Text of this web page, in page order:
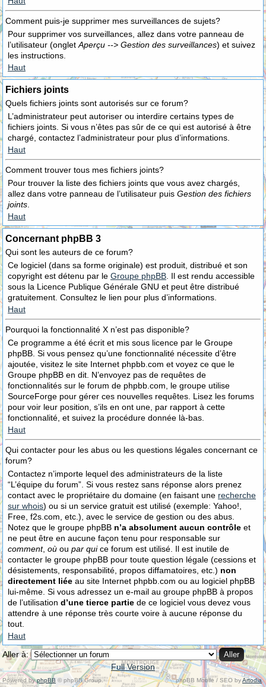
Comment puis-je supprimer mes surveillances de sujets?
Pour supprimer vos surveillances, allez dans votre panneau de
l’utilisateur (onglet Aperçu --> Gestion des surveillances) et suivez
les instructions.
Haut
Fichiers joints
Quels fichiers joints sont autorisés sur ce forum?
L’administrateur peut autoriser ou interdire certains types de
fichiers joints. Si vous n’êtes pas sûr de ce qui est autorisé à être
chargé, contactez l’administrateur pour plus d’informations.
Haut
Comment trouver tous mes fichiers joints?
Pour trouver la liste des fichiers joints que vous avez chargés,
allez dans votre panneau de l’utilisateur puis Gestion des fichiers
joints
Haut
Concernant phpBB 3
Qui sont les auteurs de ce forum?
Ce logiciel (dans sa forme originale) est produit, distribué et son
copyright est détenu par le Groupe phpBB . Il est rendu accessible
sous la Licence Publique Générale GNU et peut être distribué
gratuitement. Consultez le lien pour plus d’informations.
Haut
Pourquoi la fonctionnalité X n’est pas disponible?
Ce programme a été écrit et mis sous licence par le Groupe
phpBB. Si vous pensez qu’une fonctionnalité nécessite d’être
ajoutée, visitez le site Internet phpbb.com et voyez ce que le
Groupe phpBB en dit. N’envoyez pas de requêtes de
fonctionnalités sur le forum de phpbb.com, le groupe utilise
SourceForge pour gérer ces nouvelles requêtes. Lisez les forums
pour voir leur position, s’ils en ont une, par rapport à cette
fonctionnalité, et suivez la procédure donnée là-bas.
Haut
Qui contacter pour les abus ou les questions légales concernant ce
forum?
Contactez n’importe lequel des administrateurs de la liste
“L’équipe du forum”. Si vous restez sans réponse alors prenez
contact avec le propriétaire du domaine (en faisant une recherche
sur whois) ou si un service gratuit est utilisé (exemple: Yahoo!,
Free, f2s.com, etc.), avec le service de gestion ou des abus.
Notez que le groupe phpBB n’a absolument aucun contrôle et
ne peut être en aucune façon tenu pour responsable sur
comment, où ou par quice forum est utilisé. Il est inutile de
contacter le groupe phpBB pour toute question légale (cessions et
désistements, responsabilité, propos diffamatoires, etc.) non
directement liée au site Internet phpbb.com ou au logiciel phpBB
lui-même. Si vous adressez un e-mail au groupe phpBB à propos
de l’utilisation d’une tierce partie de ce logiciel vous devez vous
attendre à une réponse très courte voire à aucune réponse du
tout.
Haut
Aller à:
Full Version
Powered byphpBB © phpBB Group. phpBB Mobile / SEO byArtodia.